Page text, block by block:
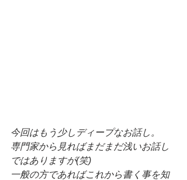
今回はもう少しディープなお話し。
専門家から見ればまだまだ浅いお話し
ではありますが(笑)
一般の方であればこれから書く事を知